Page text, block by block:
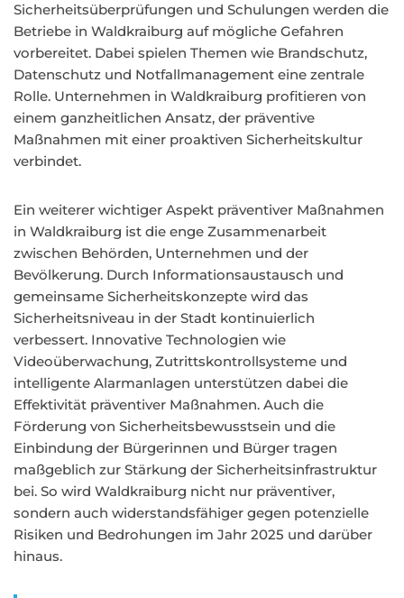
Sicherheitsüberprüfungen und Schulungen werden die
Betriebe in Waldkraiburg auf mögliche Gefahren
vorbereitet. Dabei spielen Themen wie Brandschutz,
Datenschutz und Notfallmanagement eine zentrale
Rolle. Unternehmen in Waldkraiburg profitieren von
einem ganzheitlichen Ansatz, der präventive
Maßnahmen mit einer proaktiven Sicherheitskultur
verbindet.
Ein weiterer wichtiger Aspekt präventiver Maßnahmen
in Waldkraiburg ist die enge Zusammenarbeit
zwischen Behörden, Unternehmen und der
Bevölkerung. Durch Informationsaustausch und
gemeinsame Sicherheitskonzepte wird das
Sicherheitsniveau in der Stadt kontinuierlich
verbessert. Innovative Technologien wie
Videoüberwachung, Zutrittskontrollsysteme und
intelligente Alarmanlagen unterstützen dabei die
Effektivität präventiver Maßnahmen. Auch die
Förderung von Sicherheitsbewusstsein und die
Einbindung der Bürgerinnen und Bürger tragen
maßgeblich zur Stärkung der Sicherheitsinfrastruktur
bei. So wird Waldkraiburg nicht nur präventiver,
sondern auch widerstandsfähiger gegen potenzielle
Risiken und Bedrohungen im Jahr 2025 und darüber
hinaus.